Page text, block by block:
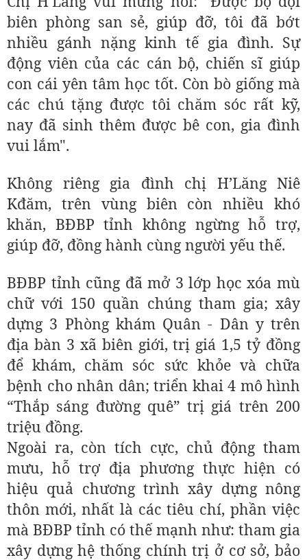
biên phòng san sẻ, giúp đỡ, tôi đã bớt
nhiều gánh nặng kinh tế gia đình. Sự
động viên của các cán bộ, chiến sĩ giúp
con cái yên tâm học tốt. Còn bò giống mà
các chú tặng được tôi chăm sóc rất kỹ,
nay đã sinh thêm được bê con, gia đình
vui lắm".
Không riêng gia đình chị H’Lăng Niê
Kđăm, trên vùng biên còn nhiều khó
khăn, BĐBP tỉnh không ngừng hỗ trợ,
giúp đỡ, đồng hành cùng người yếu thế.
BĐBP tỉnh cũng đã mở 3 lớp học xóa mù
chữ với 150 quần chúng tham gia; xây
dựng 3 Phòng khám Quân - Dân y trên
địa bàn 3 xã biên giới, trị giá 1,5 tỷ đồng
để khám, chăm sóc sức khỏe và chữa
bệnh cho nhân dân; triển khai 4 mô hình
“Thắp sáng đường quê” trị giá trên 200
triệu đồng.
Ngoài ra, còn tích cực, chủ động tham
mưu, hỗ trợ địa phương thực hiện có
hiệu quả chương trình xây dựng nông
thôn mới, nhất là các tiêu chí, phần việc
mà BĐBP tỉnh có thế mạnh như: tham gia
xây dựng hệ thống chính trị ở cơ sở, bảo